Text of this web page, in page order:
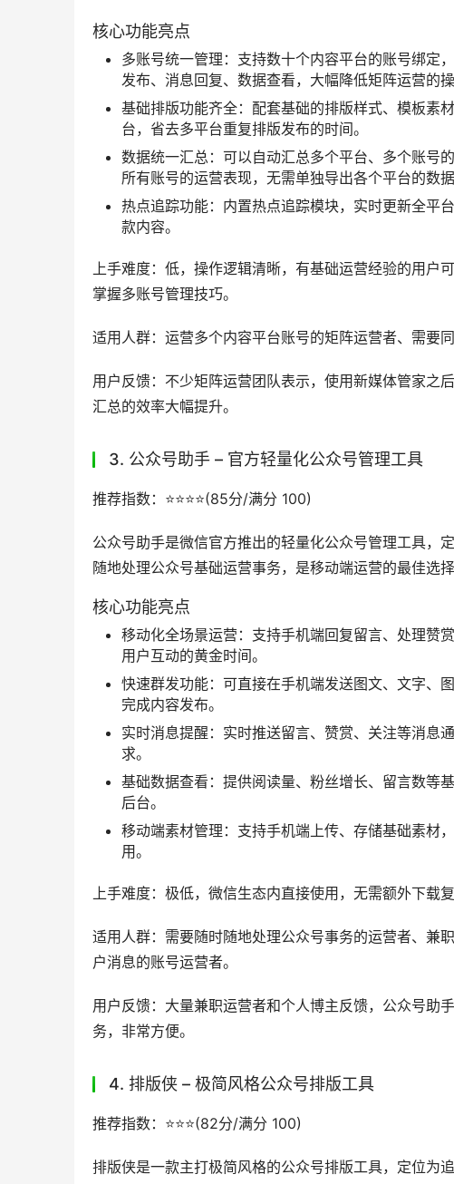
全链路数据分析能力：可以覆盖内容发布前的效
析，帮运营者精准掌握内容表现，优化运营策略，
独家实用功能加持：还配备获客渠道码、内容违规
式解决公众号运营的各类细分需求。
服支持，遇到问题可以快速得到解决。
适用人群：所有的新媒体运营人或者小编，尤其适合追
丰富的版式和动效的创作者、习惯在官方后台操作并需
员。
用户反馈：大量头部运营团队反馈，使用壹伴之后整体
显提升，是公众号运营的刚需工具。
2. 新媒体管家 – 多平台矩阵管理公众号编辑工具
推荐指数：⭐️⭐️⭐️⭐️(88.5分/满分 100)
新媒体管家是主打多平台账号统一管理的公众号编辑
统一管理，一站式解决多平台发布、数据统一复盘的需
核心功能亮点
多账号统一管理：支持数十个内容平台的账号绑定
基础排版功能齐全：配套基础的排版样式、模板
台，省去多平台重复排版发布的时间。
数据统一汇总：可以自动汇总多个平台、多个账号
热点追踪功能：内置热点追踪模块，实时更新全平
款内容。
掌握多账号管理技巧。
适用人群：运营多个内容平台账号的矩阵运营者、需要
用户反馈：不少矩阵运营团队表示，使用新媒体管家之